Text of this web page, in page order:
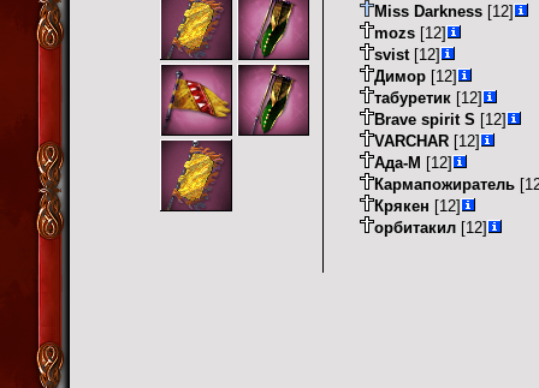
Miss Darkness [12]
mozs [12]
svist [12]
Димор [12]
табуретик [12]
Brave spirit S [12]
VARCHAR [12]
Ада-М [12]
Кармапожиратель
Крякен [12]
орбитакил [12]